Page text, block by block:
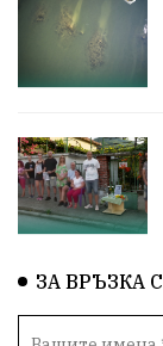
Сигурност
ОколнаСреда
Космос
ЗА ВРЪЗКА